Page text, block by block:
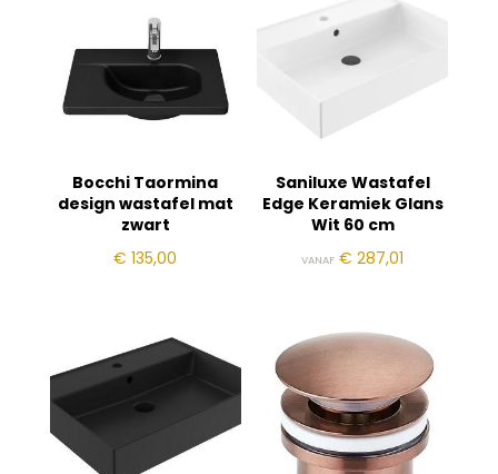
Bocchi Taormina
design wastafel mat
zwart
€ 135,00
Saniluxe Wastafel
Edge Keramiek Glans
Wit 60 cm
VANAF € 287,01